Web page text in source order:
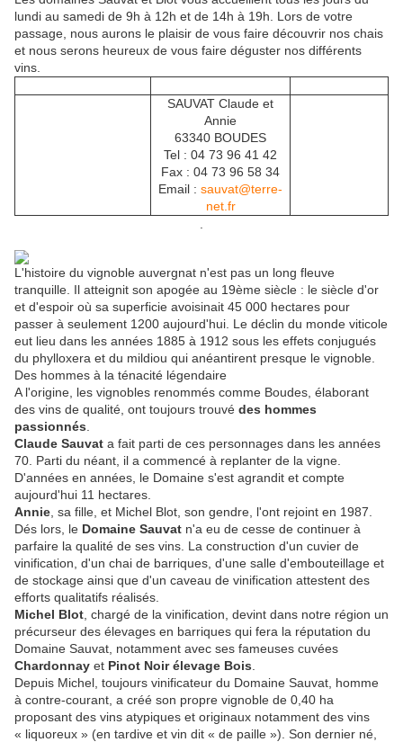
lundi au samedi de 9h à 12h et de 14h à 19h. Lors de votre
passage, nous aurons le plaisir de vous faire découvrir nos chais
et nous serons heureux de vous faire déguster nos différents
vins.
SAUVAT Claude et
Annie
63340 BOUDES
Tel : 04 73 96 41 42
Fax : 04 73 96 58 34
Email : sauvat@terre-
net.fr
L'histoire du vignoble auvergnat n'est pas un long fleuve
tranquille. Il atteignit son apogée au 19ème siècle : le siècle d'or
et d'espoir où sa superficie avoisinait 45 000 hectares pour
passer à seulement 1200 aujourd'hui. Le déclin du monde viticole
eut lieu dans les années 1885 à 1912 sous les effets conjugués
du phylloxera et du mildiou qui anéantirent presque le vignoble.
Des hommes à la ténacité légendaire
A l'origine, les vignobles renommés comme Boudes, élaborant
des vins de qualité, ont toujours trouvé des hommes
passionnés
Claude Sauvat a fait parti de ces personnages dans les années
70. Parti du néant, il a commencé à replanter de la vigne.
D'années en années, le Domaine s'est agrandit et compte
aujourd'hui 11 hectares.
Annie , sa fille, et Michel Blot, son gendre, l'ont rejoint en 1987.
Dés lors, le Domaine Sauvat n'a eu de cesse de continuer à
parfaire la qualité de ses vins. La construction d'un cuvier de
vinification, d'un chai de barriques, d'une salle d'embouteillage et
de stockage ainsi que d'un caveau de vinification attestent des
efforts qualitatifs réalisés.
Michel Blot , chargé de la vinification, devint dans notre région un
précurseur des élevages en barriques qui fera la réputation du
Domaine Sauvat, notamment avec ses fameuses cuvées
Chardonnay et Pinot Noir élevage Bois
Depuis Michel, toujours vinificateur du Domaine Sauvat, homme
à contre-courant, a créé son propre vignoble de 0,40 ha
proposant des vins atypiques et originaux notamment des vins
« liquoreux » (en tardive et vin dit « de paille »). Son dernier né,